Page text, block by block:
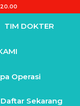
TIM DOKTER
Operasi
Daftar Sekarang